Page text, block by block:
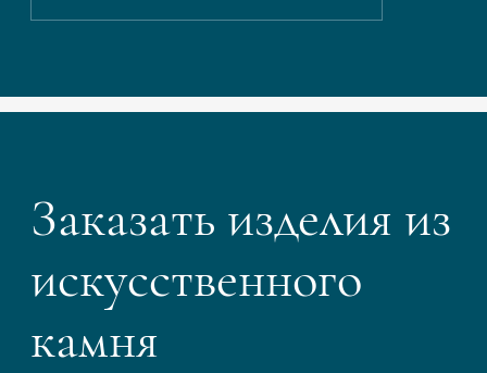
Заказать изделия из
искусственного
камня